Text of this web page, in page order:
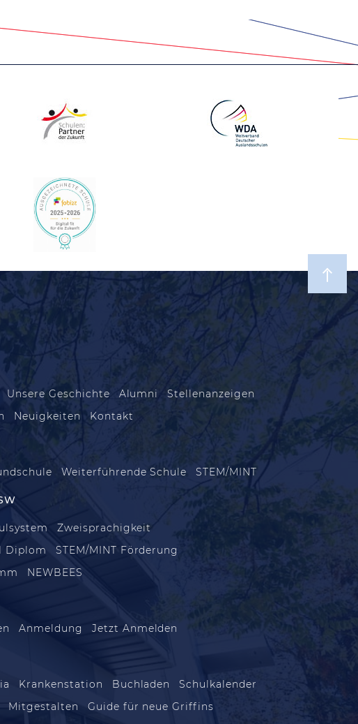
Unsere Geschichte Alumni
Stellenanzeigen
Neuigkeiten Kontakt
Weiterführende Schule STEM/MINT
Zweisprachigkeit
Diplom
STEM/MINT Förderung
NEWBEES
Anmeldung Jetzt Anmelden
Krankenstation Buchladen
Schulkalender
Mitgestalten Guide für neue Griffins